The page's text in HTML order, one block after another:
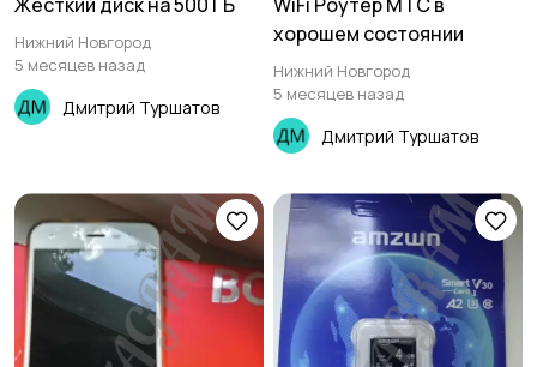
Нижний Новгород
5 месяцев назад
Дмитрий Туршатов
хорошем состоянии
Нижний Новгород
5 месяцев назад
Дмитрий Туршатов